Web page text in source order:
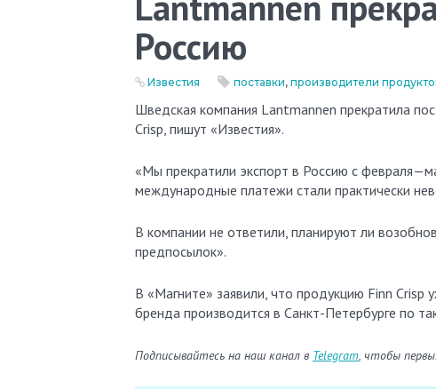
Россию
Известия поставки, производители
Шведская компания Lantmannen прекратила поставки своей продукции в России, в том числе хлебцев Finn
Crisp, пишут «Известия».
«Мы прекратили экспорт в Россию с
международные платежи стали практически
В компании не ответили, планируют ли
предпосылок».
В «Магните» заявили, что продукцию Finn Crisp
бренда производится в Санкт-Петербурге по
Подписывайтесь на наш канал в Telegram, чтобы